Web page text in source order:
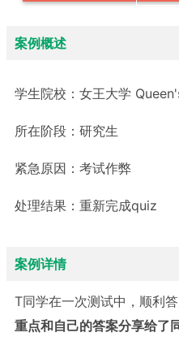
案例概述
学生院校： 女王大学
所在阶段： 研究生
紧急原因： 考试作弊
处理结果： 重新完成quiz
案例详情
T同学在一次测试中，顺利
重点和自己的答案分享给了